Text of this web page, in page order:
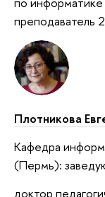
преподаватель
Плотникова
Кафедра
(Пермь):
доктор